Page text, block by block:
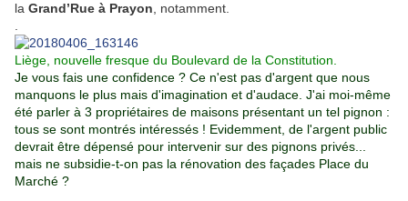
la Grand’Rue à Prayon , notamment.
Liège, nouvelle fresque du Boulevard de la Constitution.
Je vous fais une confidence ? Ce n'est pas d'argent que nous
manquons le plus mais d'imagination et d'audace. J'ai moi-même
été parler à 3 propriétaires de maisons présentant un tel pignon :
tous se sont montrés intéressés ! Evidemment, de l'argent public
devrait être dépensé pour intervenir sur des pignons privés...
mais ne subsidie-t-on pas la rénovation des façades Place du
Marché ?